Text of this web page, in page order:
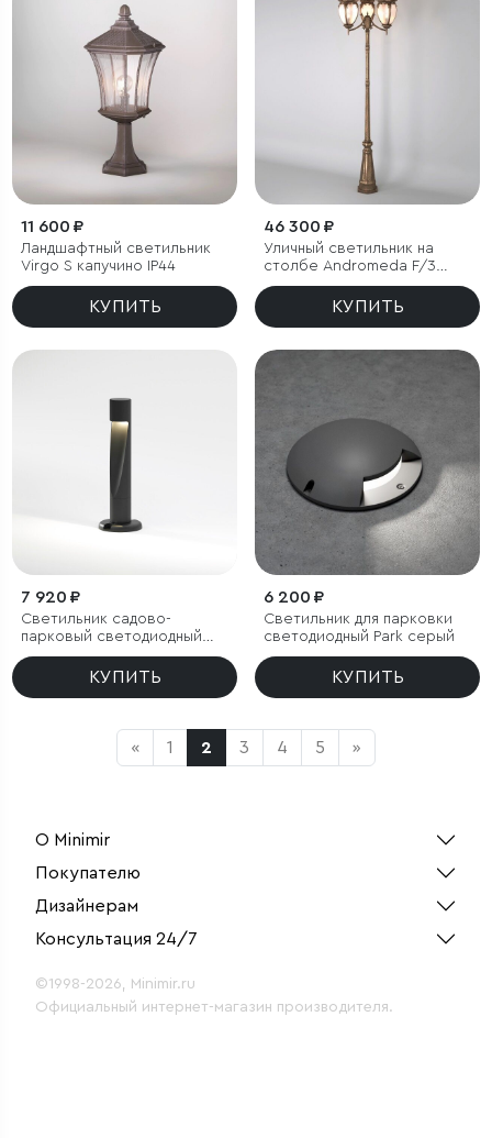
11 600 ₽
Ландшафтный светильник
Virgo S капучино IP44
КУПИТЬ
46 300 ₽
Уличный светильник на
столбе Andromeda F/3
черное золото IP44
КУПИТЬ
7 920 ₽
Светильник садово-
парковый светодиодный
Recess черный
КУПИТЬ
6 200 ₽
Светильник для парковки
светодиодный Park серый
КУПИТЬ
« 1 2 3 4 5 »
О Minimir
Покупателю
Дизайнерам
Консультация 24/7
©1998-2026, Minimir.ru
Официальный интернет-магазин производителя.